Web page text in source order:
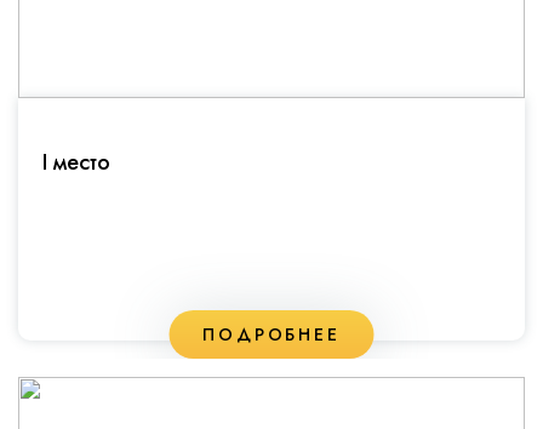
I место
ПОДРОБНЕЕ